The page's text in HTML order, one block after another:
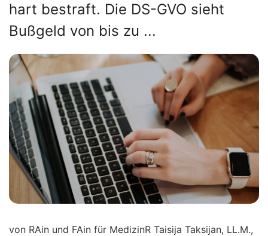
hart bestraft. Die DS-GVO sieht
Bußgeld von bis zu ...
von RAin und FAin für MedizinR Taisija Taksijan, LL.M.,